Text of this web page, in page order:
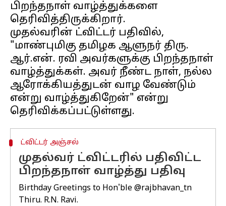
பிறந்தநாள் வாழ்த்துக்களை
தெரிவித்திருக்கிறார்.
முதல்வரின் ட்விட்டர் பதிவில்,
"மாண்புமிகு தமிழக ஆளுநர் திரு.
ஆர்.என். ரவி அவர்களுக்கு பிறந்தநாள்
வாழ்த்துக்கள். அவர் நீண்ட நாள், நல்ல
ஆரோக்கியத்துடன் வாழ வேண்டும்
என்று வாழ்த்துகிறேன்" என்று
ட்விட்டர் அஞ்சல்
முதல்வர் ட்விட்டரில் பதிவிட்ட
பிறந்தநாள் வாழ்த்து பதிவு
Birthday Greetings to Hon'ble @rajbhavan_tn
Thiru. R.N. Ravi.